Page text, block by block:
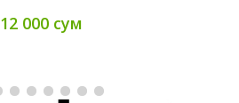
12 000 сум